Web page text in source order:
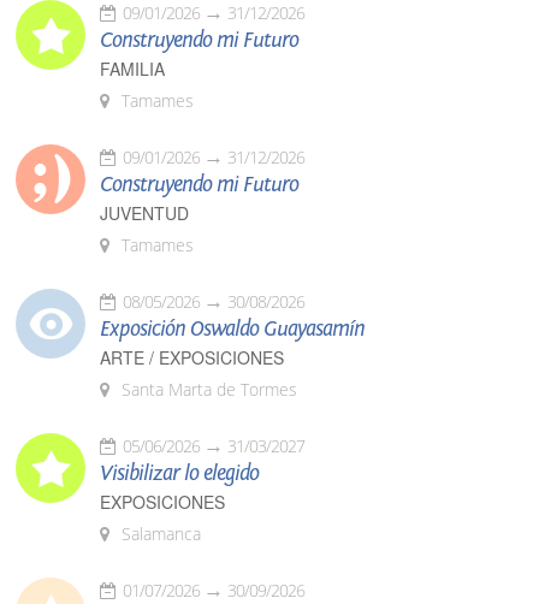
09/01/2026 31/12/2026
Construyendo mi Futuro
FAMILIA
Tamames
09/01/2026 31/12/2026
Construyendo mi Futuro
JUVENTUD
Tamames
08/05/2026 30/08/2026
Exposición Oswaldo Guayasamín
ARTE / EXPOSICIONES
Santa Marta de Tormes
05/06/2026 31/03/2027
Visibilizar lo elegido
EXPOSICIONES
Salamanca
01/07/2026 30/09/2026